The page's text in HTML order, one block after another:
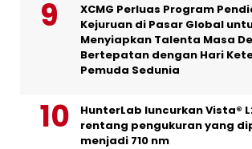
XCMG Perluas Program
Kejuruan di Pasar Global
Menyiapkan Talenta Masa
Bertepatan dengan Hari
Pemuda Sedunia
HunterLab luncurkan Vista®
rentang pengukuran yang
menjadi 710 nm